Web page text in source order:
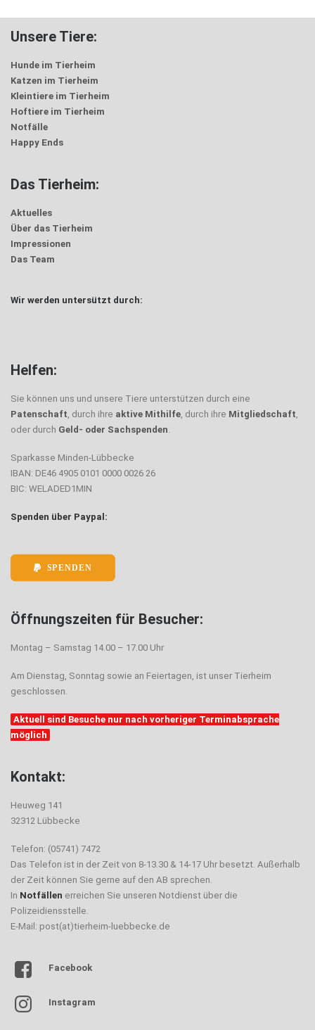
Unsere Tiere:
Hunde im Tierheim
Katzen im Tierheim
Kleintiere im Tierheim
Hoftiere im Tierheim
Notfälle
Happy Ends
Das Tierheim:
Aktuelles
Über das Tierheim
Impressionen
Das Team
Wir werden untersützt durch:
Helfen:
Sie können uns und unsere Tiere unterstützen durch eine
Patenschaft, durch ihre aktive Mithilfe, durch ihre Mitgliedschaft,
oder durch Geld- oder Sachspenden.
Sparkasse Minden-Lübbecke
IBAN: DE46 4905 0101 0000 0026 26
BIC: WELADED1MIN
Spenden über Paypal:
SPENDEN
Öffnungszeiten für Besucher:
Montag – Samstag 14.00 – 17.00 Uhr
Am Dienstag, Sonntag sowie an Feiertagen, ist unser Tierheim
geschlossen.
Aktuell sind Besuche nur nach vorheriger Terminabsprache
möglich
Kontakt:
Heuweg 141
32312 Lübbecke
Telefon: (05741) 7472
Das Telefon ist in der Zeit von 8-13.30 & 14-17 Uhr besetzt. Außerhalb
der Zeit können Sie gerne auf den AB sprechen.
In Notfällen erreichen Sie unseren Notdienst über die
Polizeidiensstelle.
E-Mail: post(at)tierheim-luebbecke.de
Facebook
Instagram